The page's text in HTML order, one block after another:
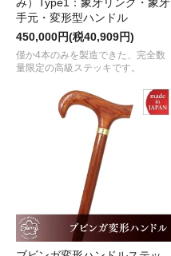
手元・変形型ハンドル
450,000円(税40,909円)
僅か4本のみを製造できた、完全数
量限定の高級ステッキです。